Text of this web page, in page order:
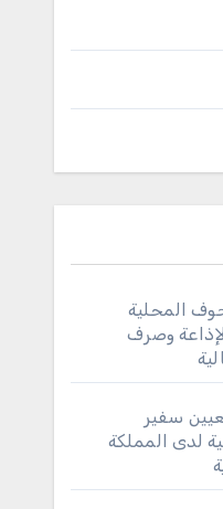
المحلية
وصرف
سفير
لدى المملكة